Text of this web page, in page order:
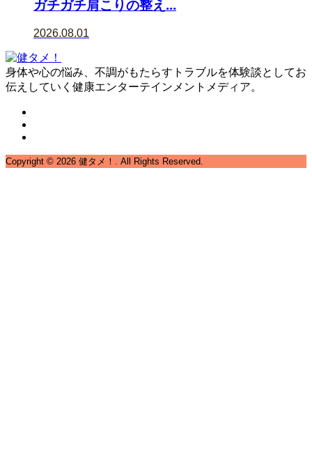
ガチガチ肩こりの整え...
2026.08.01
身体や心の悩み、不調がもたらすトラブルを体験談としてお
伝えしていく健康エンターテインメントメディア。
Copyright © 2026 健タメ！. All Rights Reserved.